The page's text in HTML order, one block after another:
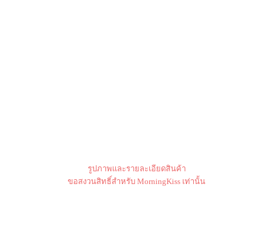
รูปภาพและรายละเอียดสินค้า
ขอสงวนสิทธิ์สำหรับ MorningKiss เท่านั้น